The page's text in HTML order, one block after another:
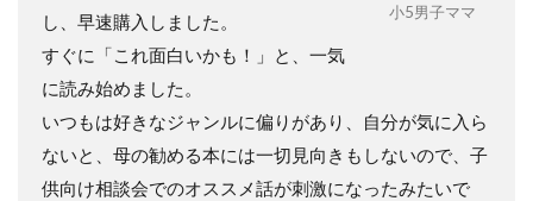
小5男子ママ
し、早速購入しました。
すぐに「これ面白いかも！」と、一気
に読み始めました。
いつもは好きなジャンルに偏りがあり、自分が気に入ら
ないと、母の勧める本には一切見向きもしないので、子
供向け相談会でのオススメ話が刺激になったみたいで